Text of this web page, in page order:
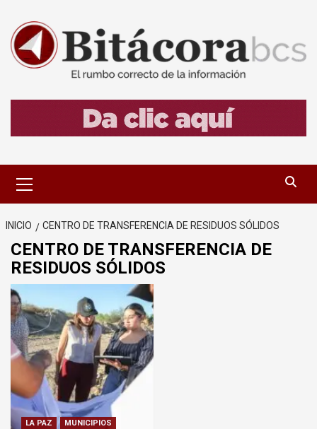
contenido
primario
INICIO CENTRO DE TRANSFERENCIA DE RESIDUOS SÓLIDOS
CENTRO DE TRANSFERENCIA DE
RESIDUOS SÓLIDOS
LA PAZ MUNICIPIOS